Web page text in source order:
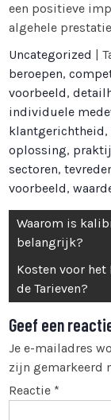
een positieve
algehele
Uncategorized |
beroepen,
voorbeeld,
individuele
klantgerichtheid,
oplossing,
sectoren,
voorbeeld,
Bericht
navigatie
Waarom is
belangrijk?
Kosten voor
de Tarieven?
Geef een
Je e-mailadres
zijn gemarkeerd
Reactie *